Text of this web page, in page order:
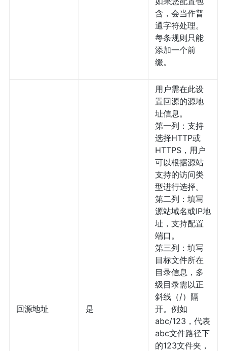
含，会当作普
通字符处理。
每条规则只能
添加一个前
缀。
回源地址 是
用户需在此设
置回源的源地
址信息。
第一列：支持
选择HTTP或
HTTPS，用户
可以根据源站
支持的访问类
型进行选择。
第二列：填写
源站域名或IP地
址，支持配置
端口。
第三列：填写
目标文件所在
目录信息，多
级目录需以正
斜线（/）隔
开。例如
abc/123，代表
abc文件路径下
的123文件夹，